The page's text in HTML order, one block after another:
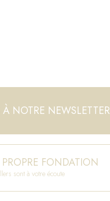
NOTRE NEWSLETTER
FONDATION
sont à votre écoute